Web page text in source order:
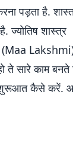
पड़ता है.
ज्योतिष शास्त्र
(Maa
ते सारे काम
शुरूआत कैसे करें.